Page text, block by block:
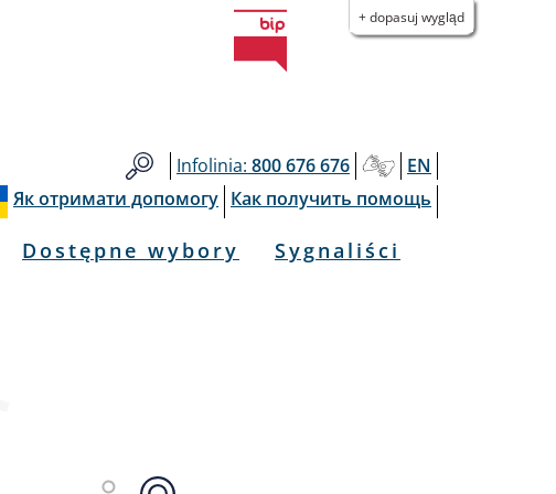
+ dopasuj wygląd
Infolinia: 800 676 676
EN
Як отримати допомогу Как получить помощь
Dostępne wybory Sygnaliści